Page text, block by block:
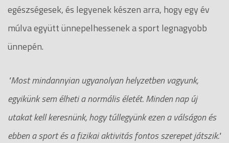
egészségesek, és legyenek készen arra, hogy egy év
múlva együtt ünnepelhessenek a sport legnagyobb
ünnepén.
"Most mindannyian ugyanolyan helyzetben vagyunk,
egyikünk sem élheti a normális életét. Minden nap új
utakat kell keresnünk, hogy túllegyünk ezen a válságon és
ebben a sport és a fizikai aktivitás fontos szerepet játszik."